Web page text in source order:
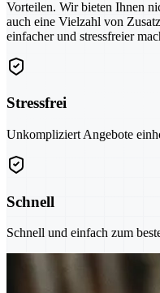
Vorteilen. Wir bieten Ihnen
auch eine Vielzahl von
einfacher und stressfreier
Stressfrei
Unkompliziert Angebote
Schnell
Schnell und einfach zum